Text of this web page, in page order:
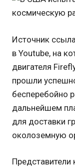
Источник
в Youtube, на
двигателя
прошли
бесперебойно
дальнейшем
для доставки
околоземную
Представители